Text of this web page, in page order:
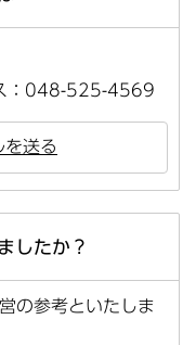
：048-525-4569
を送る
したか？
の参考といたしま